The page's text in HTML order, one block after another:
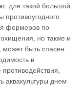
для такой большой
противоугодного
фермеров по
но также и
быть спасен.
в
аквакультуры днем